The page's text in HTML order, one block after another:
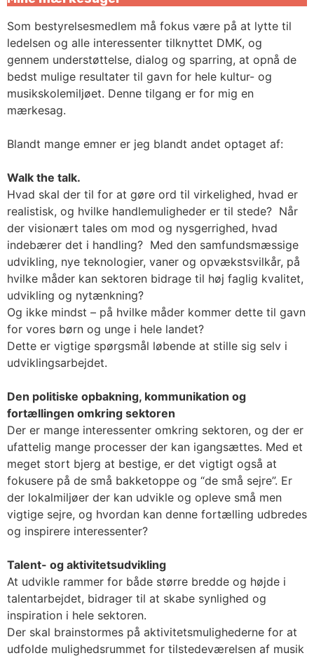
Som bestyrelsesmedlem må fokus være på at lytte til
ledelsen og alle interessenter tilknyttet DMK, og
gennem understøttelse, dialog og sparring, at opnå de
bedst mulige resultater til gavn for hele kultur- og
musikskolemiljøet. Denne tilgang er for mig en
mærkesag.
Blandt mange emner er jeg blandt andet optaget af:
Walk the talk.
Hvad skal der til for at gøre ord til virkelighed, hvad er
realistisk, og hvilke handlemuligheder er til stede? Når
der visionært tales om mod og nysgerrighed, hvad
indebærer det i handling? Med den samfundsmæssige
udvikling, nye teknologier, vaner og opvækstsvilkår, på
hvilke måder kan sektoren bidrage til høj faglig kvalitet,
udvikling og nytænkning?
Og ikke mindst – på hvilke måder kommer dette til gavn
for vores børn og unge i hele landet?
Dette er vigtige spørgsmål løbende at stille sig selv i
udviklingsarbejdet.
Den politiske opbakning, kommunikation og
fortællingen omkring sektoren
Der er mange interessenter omkring sektoren, og der er
ufattelig mange processer der kan igangsættes. Med et
meget stort bjerg at bestige, er det vigtigt også at
fokusere på de små bakketoppe og “de små sejre”. Er
der lokalmiljøer der kan udvikle og opleve små men
vigtige sejre, og hvordan kan denne fortælling udbredes
og inspirere interessenter?
Talent- og aktivitetsudvikling
At udvikle rammer for både større bredde og højde i
talentarbejdet, bidrager til at skabe synlighed og
inspiration i hele sektoren.
Der skal brainstormes på aktivitetsmulighederne for at
udfolde mulighedsrummet for tilstedeværelsen af musik